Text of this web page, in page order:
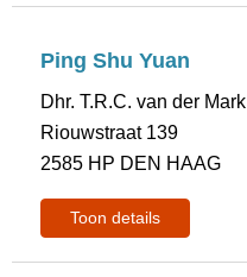
Ping Shu Yuan
Dhr. T.R.C. van der Mark
Riouwstraat 139
2585 HP DEN HAAG
Toon details